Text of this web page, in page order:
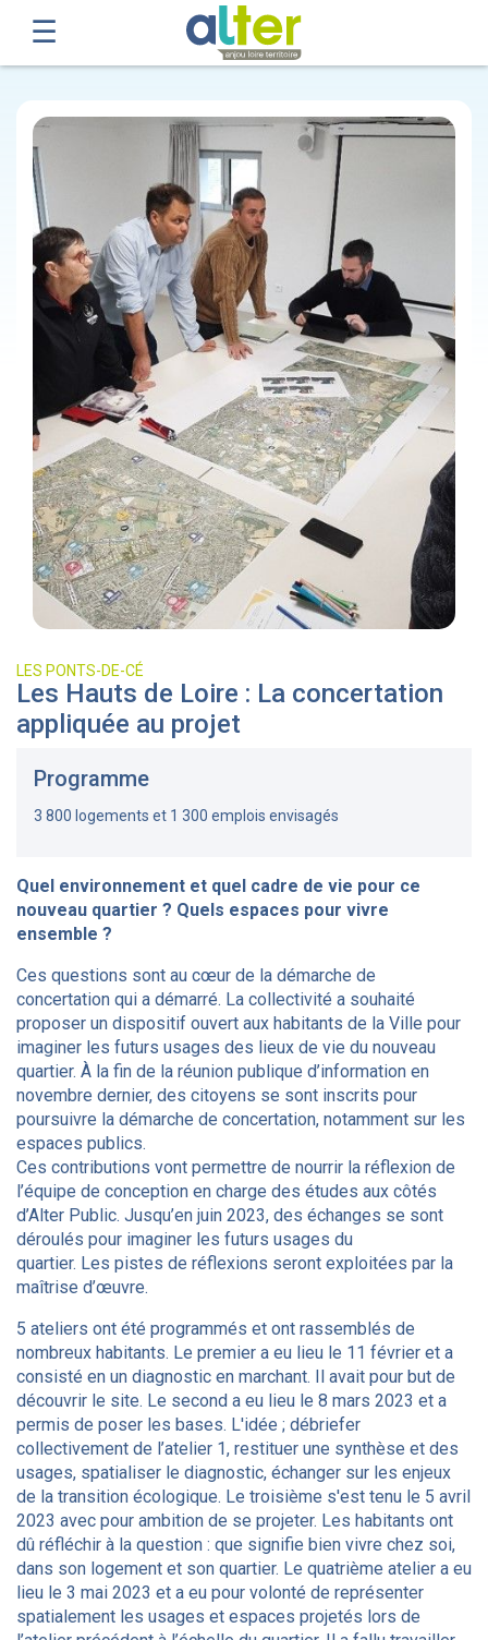
LES PONTS-DE-CÉ
Les Hauts de Loire : La concertation
appliquée au projet
Programme
3 800 logements et 1 300 emplois envisagés
Quel environnement et quel cadre de vie pour ce
nouveau quartier ? Quels espaces pour vivre
ensemble ?
Ces questions sont au cœur de la démarche de
concertation qui a démarré. La collectivité a souhaité
proposer un dispositif ouvert aux habitants de la Ville pour
imaginer les futurs usages des lieux de vie du nouveau
quartier. À la fin de la réunion publique d’information en
novembre dernier, des citoyens se sont inscrits pour
poursuivre la démarche de concertation, notamment sur les
espaces publics.
Ces contributions vont permettre de nourrir la réflexion de
l’équipe de conception en charge des études aux côtés
d’Alter Public. Jusqu’en juin 2023, des échanges se sont
déroulés pour imaginer les futurs usages du
quartier. Les pistes de réflexions seront exploitées par la
maîtrise d’œuvre.
5 ateliers ont été programmés et ont rassemblés de
nombreux habitants. Le premier a eu lieu le 11 février et a
consisté en un diagnostic en marchant. Il avait pour but de
découvrir le site. Le second a eu lieu le 8 mars 2023 et a
permis de poser les bases. L'idée ; débriefer
collectivement de l’atelier 1, restituer une synthèse et des
usages, spatialiser le diagnostic, échanger sur les enjeux
de la transition écologique. Le troisième s'est tenu le 5 avril
2023 avec pour ambition de se projeter. Les habitants ont
dû réfléchir à la question : que signifie bien vivre chez soi,
dans son logement et son quartier. Le quatrième atelier a eu
lieu le 3 mai 2023 et a eu pour volonté de représenter
spatialement les usages et espaces projetés lors de